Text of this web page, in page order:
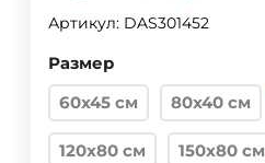
Артикул: DAS301452
Размер
60x45 cм 80x40 cм
120x80 cм 150x80 cм